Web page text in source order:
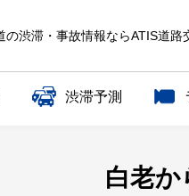
の渋滞・事故情報ならATIS道路
渋滞予測
白老か